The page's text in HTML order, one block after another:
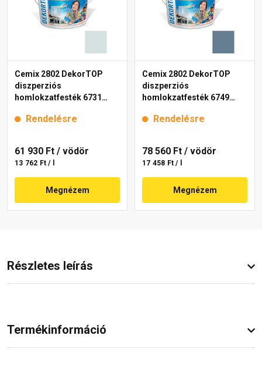
Cemix 2802 DekorTOP
diszperziós
homlokzatfesték 6731
Rendelésre
61 930 Ft / vödör
13 762 Ft / l
Megnézem
Cemix 2802 DekorTOP
diszperziós
homlokzatfesték 6749
Rendelésre
78 560 Ft / vödör
17 458 Ft / l
Megnézem
Részletes leírás
Termékinformáció